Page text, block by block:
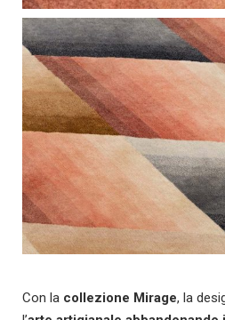
Con la collezione Mirage, la